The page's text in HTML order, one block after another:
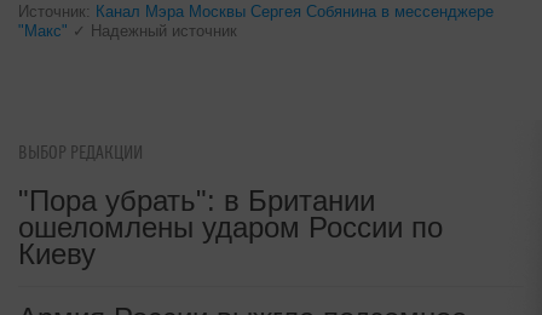
Источник: Канал Мэра Москвы Сергея Собянина в мессенджере
"Макс" ✓ Надежный источник
ВЫБОР РЕДАКЦИИ
"Пора убрать": в Британии
ошеломлены ударом России по
Киеву